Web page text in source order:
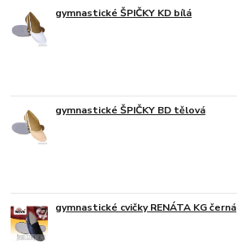
gymnastické ŠPIČKY KD bílá
gymnastické ŠPIČKY BD tělová
gymnastické cvičky RENÁTA KG černá